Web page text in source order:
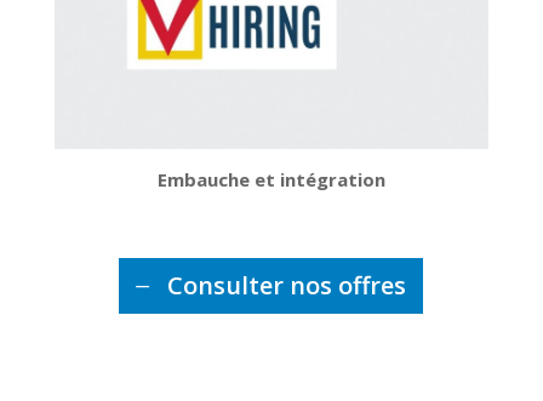
Embauche et intégration
Consulter nos offres